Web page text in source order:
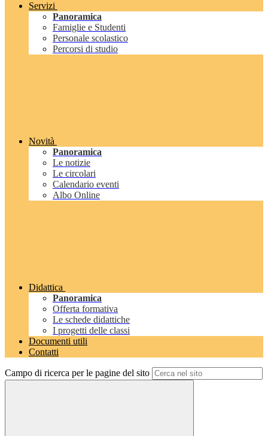
Servizi
Panoramica
Famiglie e Studenti
Personale scolastico
Percorsi di studio
Novità
Panoramica
Le notizie
Le circolari
Calendario eventi
Albo Online
Didattica
Panoramica
Offerta formativa
Le schede didattiche
I progetti delle classi
Documenti utili
Contatti
Campo di ricerca per le pagine del sito